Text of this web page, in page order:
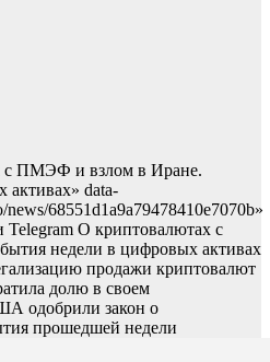
с ПМЭФ и взлом в Иране.
data-
68551d1a9a79478410e7070b»
Telegram О криптовалютах с
недели в цифровых активах
продажи криптовалют
долю в своем
одобрили закон о
прошедшей недели